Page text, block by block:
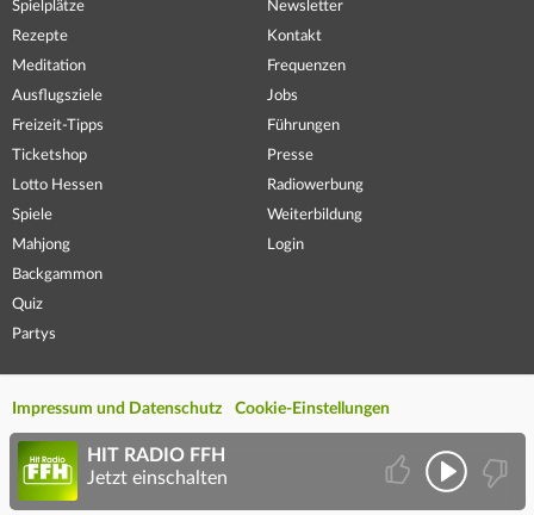
Spielplätze
Rezepte
Meditation
Ausflugsziele
Freizeit-Tipps
Ticketshop
Lotto Hessen
Spiele
Mahjong
Backgammon
Quiz
Partys
Newsletter
Kontakt
Frequenzen
Jobs
Führungen
Presse
Radiowerbung
Weiterbildung
Login
Impressum und Datenschutz Cookie-Einstellungen
HIT RADIO FFH
Jetzt einschalten